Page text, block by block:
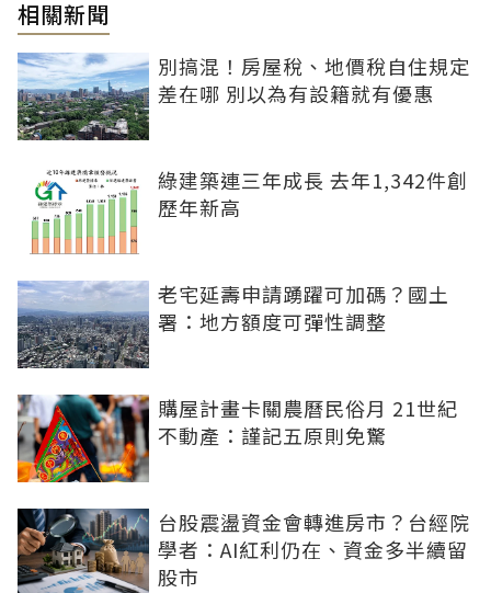
相關新聞
別搞混！房屋稅、地價稅自住規定
差在哪 別以為有設籍就有優惠
綠建築連三年成長 去年1,342件創
歷年新高
老宅延壽申請踴躍可加碼？國土
署：地方額度可彈性調整
購屋計畫卡關農曆民俗月 21世紀
不動產：謹記五原則免驚
台股震盪資金會轉進房市？台經院
學者：AI紅利仍在、資金多半續留
股市